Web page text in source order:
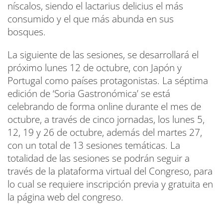
níscalos, siendo el lactarius delicius el más
consumido y el que más abunda en sus
bosques.
La siguiente de las sesiones, se desarrollará el
próximo lunes 12 de octubre, con Japón y
Portugal como países protagonistas. La séptima
edición de ‘Soria Gastronómica’ se está
celebrando de forma online durante el mes de
octubre, a través de cinco jornadas, los lunes 5,
12, 19 y 26 de octubre, además del martes 27,
con un total de 13 sesiones temáticas. La
totalidad de las sesiones se podrán seguir a
través de la plataforma virtual del Congreso, para
lo cual se requiere inscripción previa y gratuita en
la página web del congreso.